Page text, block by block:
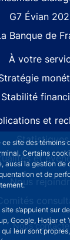
site des témoins
Certains
aussi la gestion de
et de
s’appuient sur
Google, Hotjar et
leur sont
G7 Évian
Banque de
À votre
Stabilité
et
Statistiques
et
Nous
menu
Nous contacter